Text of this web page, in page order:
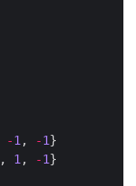
-1 , -1
, 1 , -1